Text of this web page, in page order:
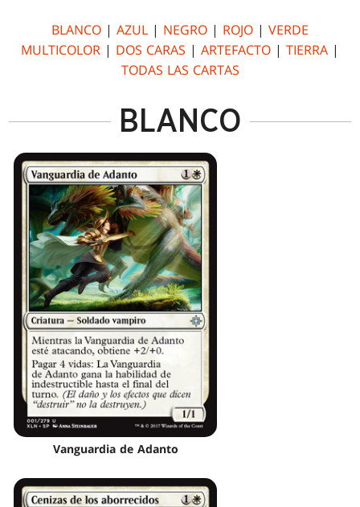
BLANCO | AZUL | NEGRO | ROJO | VERDE
MULTICOLOR | DOS CARAS | ARTEFACTO | TIERRA |
TODAS LAS CARTAS
BLANCO
Vanguardia de Adanto